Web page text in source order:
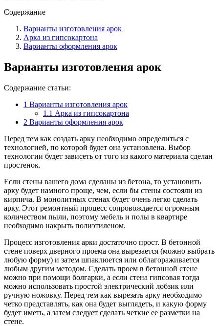
Содержание
Варианты изготовления арок
Арка из гипсокартона
Варианты оформления арок
Варианты изготовления арок
Содержание статьи:
1 Варианты изготовления арок
1.1 Арка из гипсокартона
2 Варианты оформления арок
Перед тем как создать арку необходимо определиться с
технологией, по которой будет она установлена. Выбор
технологии будет зависеть от того из какого материала сделан
простенок.
Если стены вашего дома сделаны из бетона, то установить
арку будет намного проще, чем, если бы стены состояли из
кирпича. В монолитных стенах будет очень легко сделать
арку. Этот ремонтный процесс сопровождается огромным
количеством пыли, поэтому мебель и полы в квартире
необходимо накрыть полиэтиленом.
Процесс изготовления арки достаточно прост. В бетонной
стене поверх дверного проема она вырезается (можно выбрать
любую форму) и затем шпаклюется или облагораживается
любым другим методом. Сделать проем в бетонной стене
можно при помощи болгарки, а если стена гипсовая тогда
можно использовать простой электрический лобзик или
ручную ножовку. Перед тем как вырезать арку необходимо
четко представлять, как она будет выглядеть, и какую форму
будет иметь, а затем следует сделать четкие ее разметки на
стене.